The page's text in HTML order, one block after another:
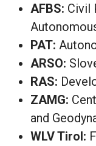
AFBS: Civil
PAT:
ARSO:
RAS:
ZAMG:
and
WLV Tirol: